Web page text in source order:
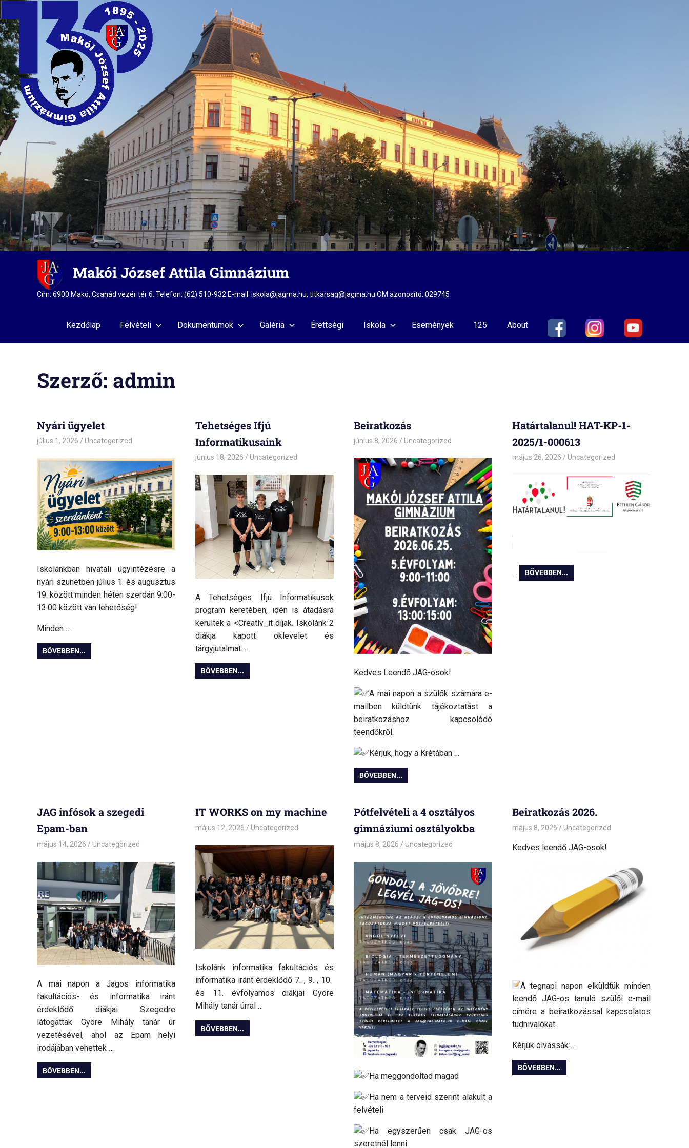
Makói József Attila Gimnázium
Cím: 6900 Makó, Csanád vezér tér 6. Telefon: (62) 510-932 E-mail: iskola@jagma.hu, titkarsag@jagma.hu OM azonosító: 029745
Kezdőlap Felvételi Dokumentumok Galéria Érettségi Iskola Események 125 About
Szerző: admin
Nyári ügyelet
július 1, 2026 admin
Uncategorized
Iskolánkban hivatali ügyintézésre a
nyári szünetben július 1. és augusztus
19. között minden héten szerdán 9:00-
13.00 között van lehetőség!
Minden …
BŐVEBBEN...
Tehetséges Ifjú
Informatikusaink
június 18, 2026 admin
Uncategorized
A Tehetséges Ifjú Informatikusok
program keretében, idén is átadásra
kerültek a <Creatív_it díjak. Iskolánk 2
diákja kapott oklevelet és
tárgyjutalmat. …
BŐVEBBEN...
Beiratkozás
június 8, 2026 admin
Uncategorized
Kedves Leendő JAG-osok!
A mai napon a szülők számára e-
mailben küldtünk tájékoztatást a
beiratkozáshoz kapcsolódó
teendőkről.
Kérjük, hogy a Krétában …
BŐVEBBEN...
Határtalanul! HAT-KP-1-
2025/1-000613
május 26, 2026 admin
Uncategorized
… BŐVEBBEN...
JAG infósok a szegedi
Epam-ban
május 14, 2026 admin
Uncategorized
A mai napon a Jagos informatika
fakultációs- és informatika iránt
érdeklődő diákjai Szegedre
látogattak Györe Mihály tanár úr
vezetésével, ahol az Epam helyi
irodájában vehettek …
BŐVEBBEN...
IT WORKS on my machine
május 12, 2026 admin
Uncategorized
Iskolánk informatika fakultációs és
informatika iránt érdeklődő 7. , 9. , 10.
és 11. évfolyamos diákjai Györe
Mihály tanár úrral …
BŐVEBBEN...
Pótfelvételi a 4 osztályos
gimnáziumi osztályokba
május 8, 2026 admin
Uncategorized
Ha meggondoltad magad
Ha nem a terveid szerint alakult a
felvételi
Ha egyszerűen csak JAG-os
szeretnél lenni
Beiratkozás 2026.
május 8, 2026 admin
Uncategorized
Kedves leendő JAG-osok!
A tegnapi napon elküldtük minden
leendő JAG-os tanuló szülői e-mail
címére a beiratkozással kapcsolatos
tudnivalókat.
Kérjük olvassák …
BŐVEBBEN...